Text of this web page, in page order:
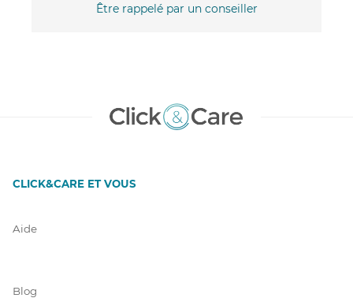
Être rappelé par un conseiller
CLICK&CARE ET VOUS
Aide
Blog